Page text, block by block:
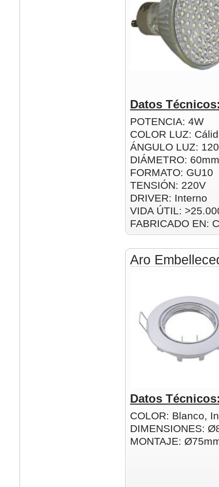
Datos
POTENCIA: 4W
COLOR LUZ:
ÁNGULO LUZ:
DIÁMETRO: 60mm
FORMATO: GU10
TENSIÓN: 220V
DRIVER: Interno
VIDA ÚTIL:
FABRICADO EN:
Aro
Datos
COLOR: Blanco,
DIMENSIONES:
MONTAJE: